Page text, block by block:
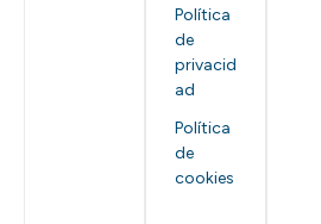
Política
de
privacid
ad
Política
de
cookies